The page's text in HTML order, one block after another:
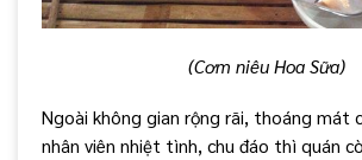
(Cơm niêu Hoa Sữa)
Ngoài không gian rộng rãi, thoáng mát
nhân viên nhiệt tình, chu đáo thì quán